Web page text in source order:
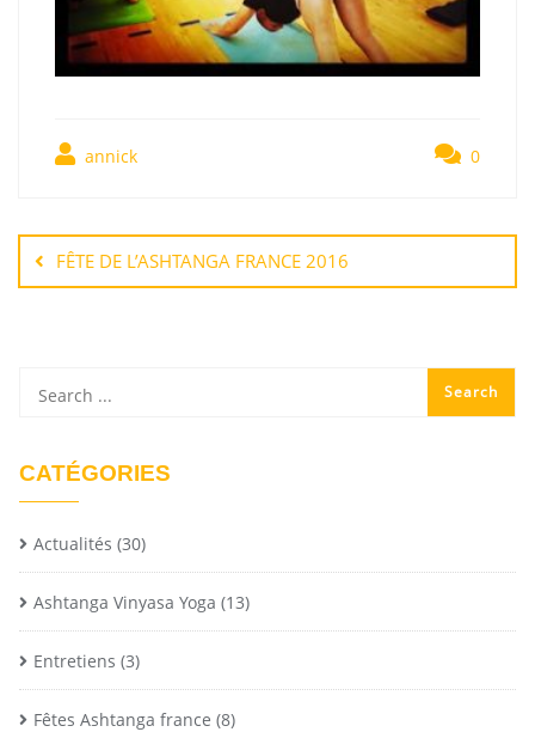
annick 0
FÊTE DE L’ASHTANGA FRANCE 2016
CATÉGORIES
Actualités (30)
Ashtanga Vinyasa Yoga (13)
Entretiens (3)
Fêtes Ashtanga france (8)